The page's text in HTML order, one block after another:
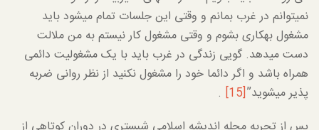
نمی­توانم در غرب بمانم و وقتی این جلسات تمام می­شود باید
مشغول به­کاری بشوم و وقتی مشغول کار نیستم به من ملالت
دست می­دهد. گویی زندگی در غرب باید با یک مشغولیت دائمی
همراه باشد و اگر دائما خود را مشغول نکنید از نظر روانی ضربه
پذیر می­شوید”[15]
.